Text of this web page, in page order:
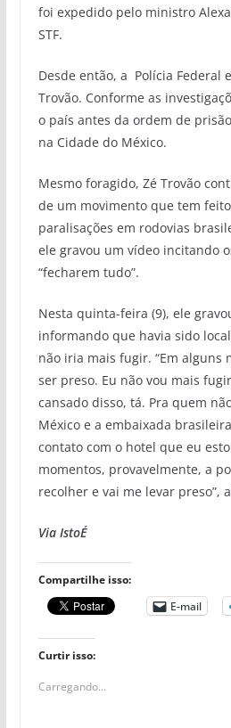
foi expedido pelo ministro
STF.
Desde então, a Polícia Federal
Trovão. Conforme as
o país antes da ordem de
na Cidade do México.
Mesmo foragido, Zé Trovão
de um movimento que tem
paralisações em rodovias
ele gravou um vídeo incitando
“fecharem tudo”.
Nesta quinta-feira (9), ele
informando que havia sido
não iria mais fugir. “Em alguns
ser preso. Eu não vou mais
cansado disso, tá. Pra quem
México e a embaixada
contato com o hotel que eu
momentos, provavelmente, a
recolher e vai me levar preso”,
Via IstoÉ
Compartilhe isso:
E-mail
Curtir isso:
Carregando...